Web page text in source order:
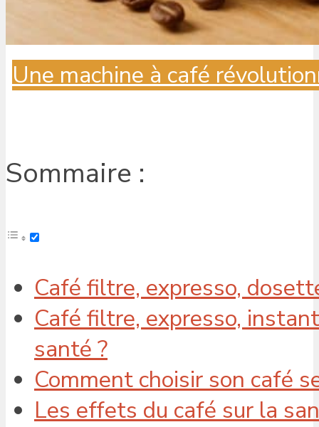
Une machine à café
Sommaire :
Café filtre, expresso,
Café filtre, expresso,
santé ?
Comment choisir son café
Les effets du café sur la